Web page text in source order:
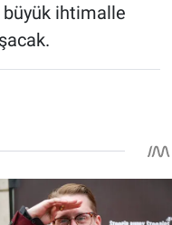
ihtimalle